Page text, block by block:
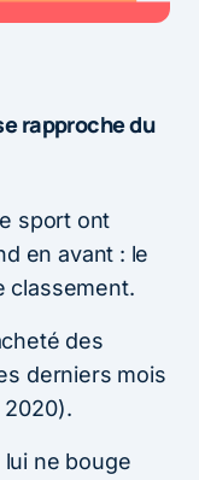
rapproche du
sport ont
en avant : le
classement.
des
derniers mois
2020).
ne bouge